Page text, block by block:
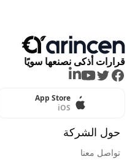
قرارات أذكى نصنعها سويًا
Facebook
Twitter
Youtube
LinkedIn
App Store
iOS
حول الشركة
تواصل معنا